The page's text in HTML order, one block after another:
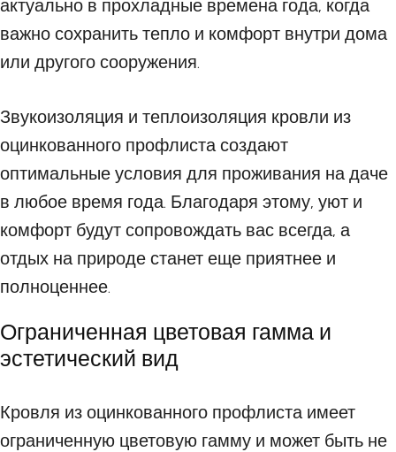
актуально в прохладные времена года, когда
важно сохранить тепло и комфорт внутри дома
или другого сооружения.
Звукоизоляция и теплоизоляция кровли из
оцинкованного профлиста создают
оптимальные условия для проживания на даче
в любое время года. Благодаря этому, уют и
комфорт будут сопровождать вас всегда, а
отдых на природе станет еще приятнее и
полноценнее.
Ограниченная цветовая гамма и
эстетический вид
Кровля из оцинкованного профлиста имеет
ограниченную цветовую гамму и может быть не